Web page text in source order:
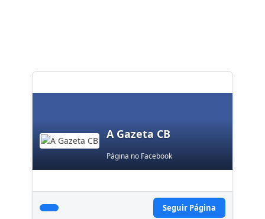
A Gazeta CB
Página no Facebook
Seguir Página